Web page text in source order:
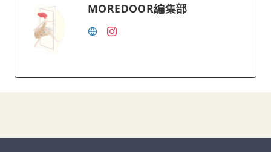
MOREDOOR編集部